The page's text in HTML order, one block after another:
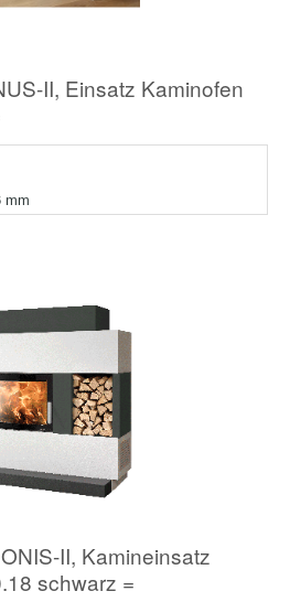
II, Einsatz Kaminofen
mm
II, Kamineinsatz
schwarz =